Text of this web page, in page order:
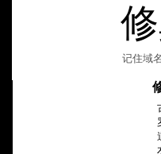
记住域